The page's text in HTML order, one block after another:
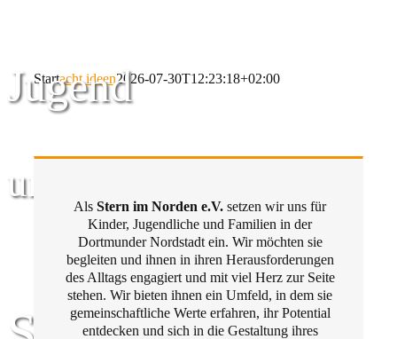
Jugend
und Familie
Startacht ideen2026-07-30T12:23:18+02:00
Als Stern im Norden e.V. setzen wir uns für
Kinder, Jugendliche und Familien in der
Dortmunder Nordstadt ein. Wir möchten sie
begleiten und ihnen in ihren Herausforderungen
des Alltags engagiert und mit viel Herz zur Seite
stehen. Wir bieten ihnen ein Umfeld, in dem sie
gemeinschaftliche Werte erfahren, ihr Potential
entdecken und sich in die Gestaltung ihres